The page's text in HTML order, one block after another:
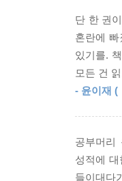
강요하는
이 생긴
말해야 합
“네가 원
“원하지
충실할 권
---「아이
똑똑한
아이는
이 책은
혹은 부모
후회의
말들이
이루는
한다고.
단 한 권
혼란에
있기를.
모든 건
- 윤이재 (
공부머리
성적에 대
들이대다